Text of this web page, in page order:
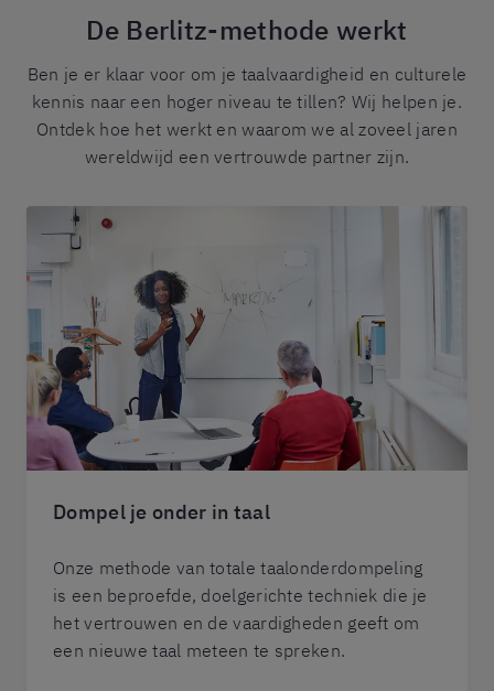
De Berlitz-methode werkt
Ben je er klaar voor om je taalvaardigheid en culturele
kennis naar een hoger niveau te tillen? Wij helpen je.
Ontdek hoe het werkt en waarom we al zoveel jaren
wereldwijd een vertrouwde partner zijn.
Dompel je onder in taal
Onze methode van totale taalonderdompeling
is een beproefde, doelgerichte techniek die je
het vertrouwen en de vaardigheden geeft om
een nieuwe taal meteen te spreken.